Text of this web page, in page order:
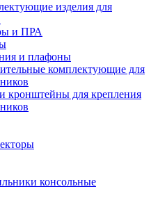
изделия для
и ПРА
и плафоны
комплектующие для
кронштейны для крепления
консольные